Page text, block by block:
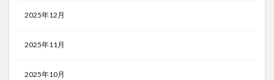
2025年12月
2025年11月
2025年10月